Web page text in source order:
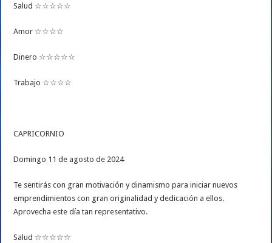
Salud ☆☆☆☆☆
Amor ☆☆☆☆
Dinero ☆☆☆☆☆
Trabajo ☆☆☆☆
CAPRICORNIO
Domingo 11 de agosto de 2024
Te sentirás con gran motivación y dinamismo para iniciar nuevos
emprendimientos con gran originalidad y dedicación a ellos.
Aprovecha este día tan representativo.
Salud ☆☆☆☆☆